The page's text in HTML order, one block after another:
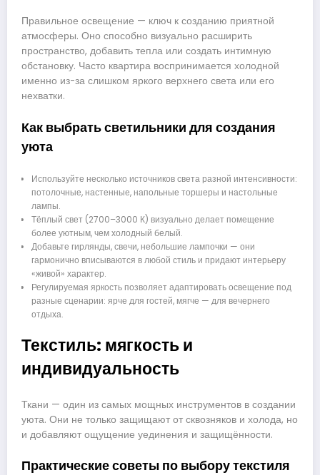
Правильное освещение — ключ к созданию приятной
атмосферы. Оно способно визуально расширить
пространство, добавить тепла или создать интимную
обстановку. Часто квартира воспринимается холодной
именно из-за слишком яркого верхнего света или его
нехватки.
Как выбрать светильники для создания
уюта
Используйте несколько источников света разной интенсивности:
потолочные, настенные, напольные торшеры и настольные
лампы.
Тёплый свет (2700–3000 К) визуально делает помещение
более уютным, чем холодный белый.
Добавьте гирлянды, свечи, небольшие лампочки — они
гармонично вписываются в любой стиль и придают интерьеру
«живой» характер.
Регулируемая яркость позволяет адаптировать освещение под
разные сценарии: ярче для гостей, мягче — для вечернего
отдыха.
Текстиль: мягкость и
индивидуальность
Ткани — один из самых мощных инструментов в создании
уюта. Они не только защищают от сквозняков и холода, но
и добавляют ощущение уединения и защищённости.
Практические советы по выбору текстиля